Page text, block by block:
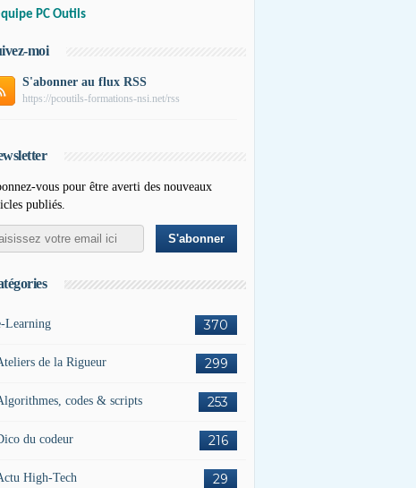
PC Outils
moi
S'abonner au flux RSS
https://pcoutils-formations-nsi.net/rss
vous pour être averti des nouveaux
publiés.
370
Learning
299
de la Rigueur
253
codes & scripts
216
du codeur
29
High-Tech